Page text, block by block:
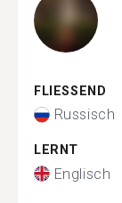
FLIESSEND
Russisch
LERNT
Englisch